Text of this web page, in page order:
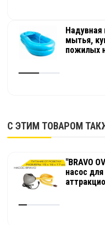
и ограничений.
Откройте для себя
вашим мобильным
Надувная
мытья,
пожилых
С ЭТИМ ТОВАРОМ
"BRAVO
насос